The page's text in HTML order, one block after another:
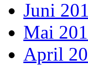
Juni
Mai
April